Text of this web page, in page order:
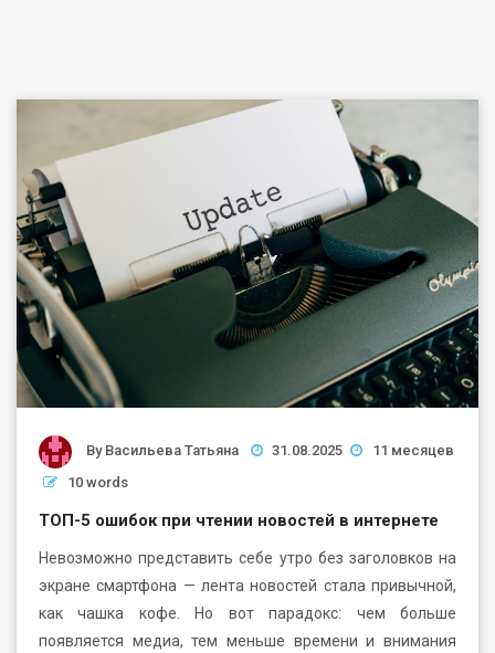
By Васильева Татьяна 31.08.2025
11 месяцев
10 words
ТОП-5 ошибок при чтении новостей в интернете
Невозможно представить себе утро без заголовков на
экране смартфона — лента новостей стала привычной,
как чашка кофе. Но вот парадокс: чем больше
появляется медиа, тем меньше времени и внимания